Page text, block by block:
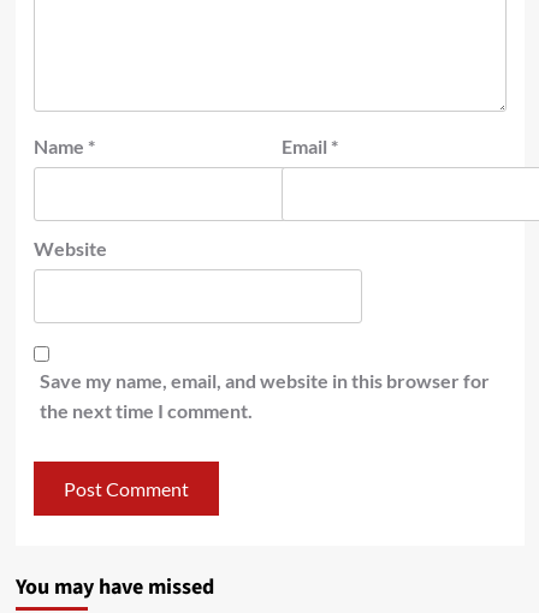
Name * Email *
Website
Save my name, email, and website in this browser for
the next time I comment.
You may have missed